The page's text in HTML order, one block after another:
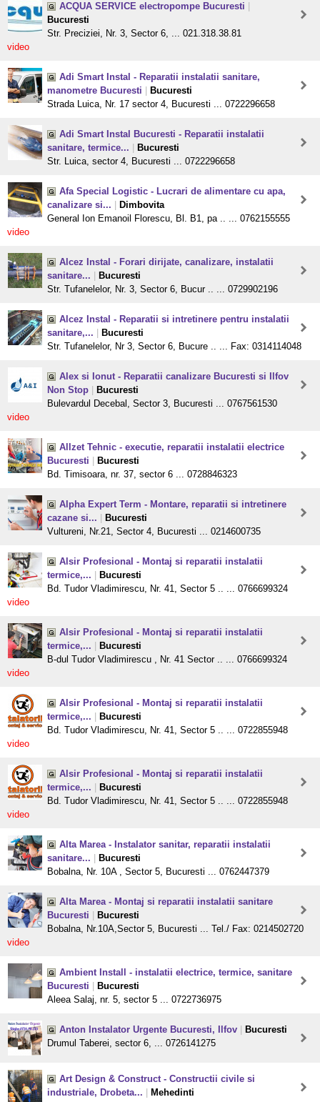
ACQUA SERVICE electropompe Bucuresti
Bucuresti
Str. Preciziei, Nr. 3, Sector 6, ... 021.318.38.81
video
Adi Smart Instal - Reparatii instalatii sanitare,
manometre Bucuresti
Bucuresti
Strada Luica, Nr. 17 sector 4, Bucuresti ... 0722296658
Adi Smart Instal Bucuresti - Reparatii instalatii
sanitare, termice...
Bucuresti
Str. Luica, sector 4, Bucuresti ... 0722296658
Afa Special Logistic - Lucrari de alimentare cu apa,
canalizare si...
Dimbovita
General Ion Emanoil Florescu, Bl. B1, pa .. ... 0762155555
video
Alcez Instal - Forari dirijate, canalizare, instalatii
sanitare...
Bucuresti
Str. Tufanelelor, Nr. 3, Sector 6, Bucur .. ... 0729902196
Alcez Instal - Reparatii si intretinere pentru instalatii
sanitare,...
Bucuresti
Str. Tufanelelor, Nr 3, Sector 6, Bucure .. ... Fax: 0314114048
Alex si Ionut - Reparatii canalizare Bucuresti si Ilfov
Non Stop
Bucuresti
Bulevardul Decebal, Sector 3, Bucuresti ... 0767561530
video
Allzet Tehnic - executie, reparatii instalatii electrice
Bucuresti
Bucuresti
Bd. Timisoara, nr. 37, sector 6 ... 0728846323
Alpha Expert Term - Montare, reparatii si intretinere
cazane si...
Bucuresti
Vultureni, Nr.21, Sector 4, Bucuresti ... 0214600735
Alsir Profesional - Montaj si reparatii instalatii
termice,...
Bucuresti
Bd. Tudor Vladimirescu, Nr. 41, Sector 5 .. ... 0766699324
video
Alsir Profesional - Montaj si reparatii instalatii
termice,...
Bucuresti
B-dul Tudor Vladimirescu , Nr. 41 Sector .. ... 0766699324
video
Alsir Profesional - Montaj si reparatii instalatii
termice,...
Bucuresti
Bd. Tudor Vladimirescu, Nr. 41, Sector 5 .. ... 0722855948
video
Alsir Profesional - Montaj si reparatii instalatii
termice,...
Bucuresti
Bd. Tudor Vladimirescu, Nr. 41, Sector 5 .. ... 0722855948
video
Alta Marea - Instalator sanitar, reparatii instalatii
sanitare...
Bucuresti
Bobalna, Nr. 10A , Sector 5, Bucuresti ... 0762447379
Alta Marea - Montaj si reparatii instalatii sanitare
Bucuresti
Bucuresti
Bobalna, Nr.10A,Sector 5, Bucuresti ... Tel./ Fax: 0214502720
video
Ambient Install - instalatii electrice, termice, sanitare
Bucuresti
Bucuresti
Aleea Salaj, nr. 5, sector 5 ... 0722736975
Anton Instalator Urgente Bucuresti, Ilfov
Bucuresti
Drumul Taberei, sector 6, ... 0726141275
Art Design & Construct - Constructii civile si
industriale, Drobeta...
Mehedinti